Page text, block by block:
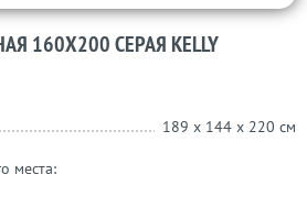
160Х200 СЕРАЯ KELLY
189 x 144 x 220 см
места: